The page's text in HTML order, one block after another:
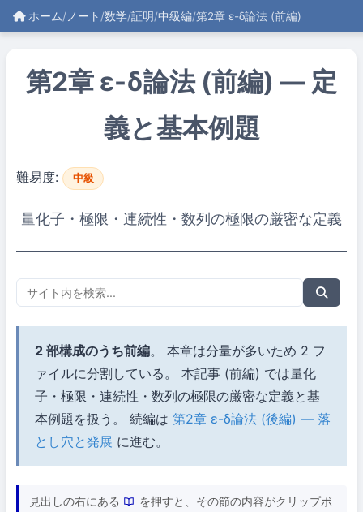
ホーム/ ノート /数学/証明/中級編/第2章 ε-δ論法 (前編)
第2章 ε-δ論法 (前編) — 定
義と基本例題
難易度: 中級
量化子・極限・連続性・数列の極限の厳密な定義
2 部構成のうち前編。 本章は分量が多いため 2 フ
ァイルに分割している。 本記事 (前編) では量化
子・極限・連続性・数列の極限の厳密な定義と基
本例題を扱う。 続編は第2章 ε-δ論法 (後編) — 落
とし穴と発展 に進む。
見出しの右にある
を押すと、その節の内容がクリップボ